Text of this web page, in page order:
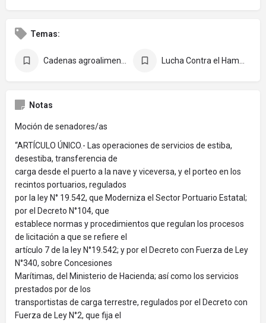
Temas:
Notas
Moción de senadores/as
“ARTÍCULO ÚNICO.- Las operaciones de servicios de estiba,
desestiba, transferencia de
carga desde el puerto a la nave y viceversa, y el porteo en los
recintos portuarios, regulados
por la ley N° 19.542, que Moderniza el Sector Portuario Estatal;
por el Decreto N°104, que
establece normas y procedimientos que regulan los procesos
de licitación a que se refiere el
artículo 7 de la ley N°19.542; y por el Decreto con Fuerza de Ley
N°340, sobre Concesiones
Marítimas, del Ministerio de Hacienda; así como los servicios
prestados por de los
transportistas de carga terrestre, regulados por el Decreto con
Fuerza de Ley N°2, que fija el